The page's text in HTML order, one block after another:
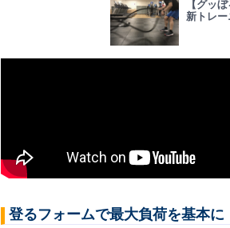
【グッ
新トレー
登るフォームで最大負荷を基本に